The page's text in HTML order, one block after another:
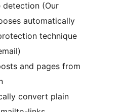
detection (Our
automatically
technique
and pages from
convert plain